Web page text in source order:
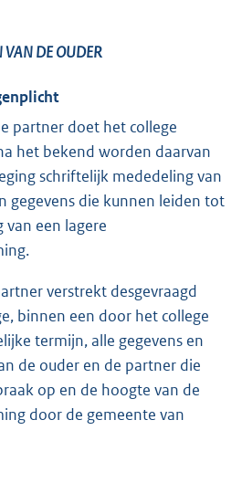
VAN DE OUDER
partner doet het college
het bekend worden daarvan
schriftelijk mededeling van
gegevens die kunnen leiden tot
van een lagere
verstrekt desgevraagd
binnen een door het college
termijn, alle gegevens en
de ouder en de partner die
op en de hoogte van de
door de gemeente van